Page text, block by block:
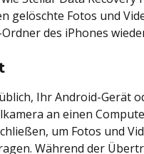
gelöschte Fotos und
des iPhones
Ihr Android-Gerät
an einen
um Fotos und
Während der